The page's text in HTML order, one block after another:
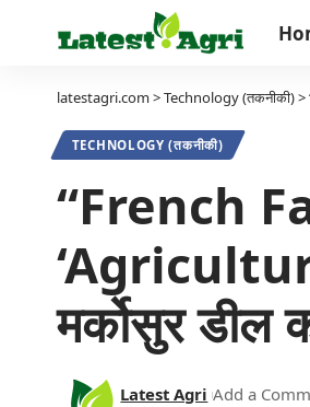
latestagri.com>Technology (तकनीकी)>
TECHNOLOGY (तकनीकी)
“French
मर्कोसुर डील
Latest Agri Add a